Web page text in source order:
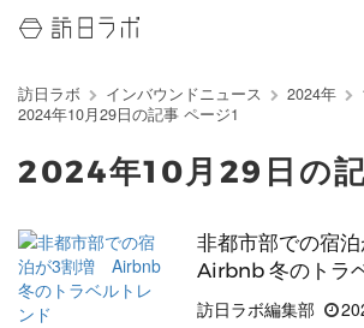
訪日ラボ インバウンドニュース 2024年
2024年10月29日の記事 ページ1
2024年10月29日の
非都市部での宿
Airbnb 冬のトラ
訪日ラボ編集部